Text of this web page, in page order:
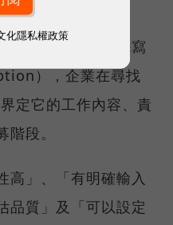
招募人才前必須先寫
），企業在尋找
定它的工作內容、責
段。
高」、「有明確輸入
品質」及「可以設定
化隱私權政策